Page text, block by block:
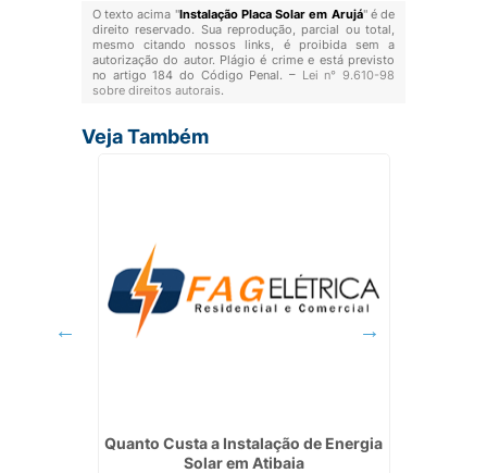
O texto acima "Instalação Placa Solar em Arujá" é de
direito reservado. Sua reprodução, parcial ou total,
mesmo citando nossos links, é proibida sem a
autorização do autor. Plágio é crime e está previsto
no artigo 184 do Código Penal. – Lei n° 9.610-98
sobre direitos autorais.
Veja Também
Quanto Custa a Instalação de Energia
Solar em Atibaia